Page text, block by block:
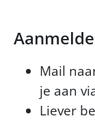
Mail
je aan
Liever